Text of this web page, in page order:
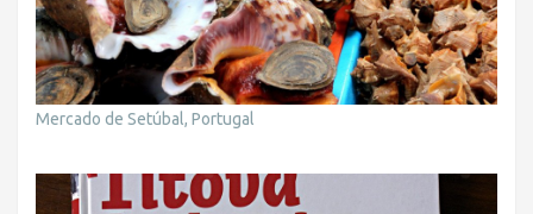
Mercado de Setúbal, Portugal